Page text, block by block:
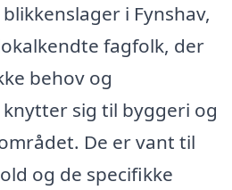
i Fynshav,
fagfolk, der
behov og
sig til byggeri og
De er vant til
og de specifikke